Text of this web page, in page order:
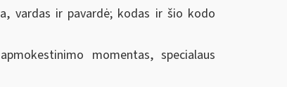
vardas ir pavardė; kodas ir šio kodo
momentas, specialaus